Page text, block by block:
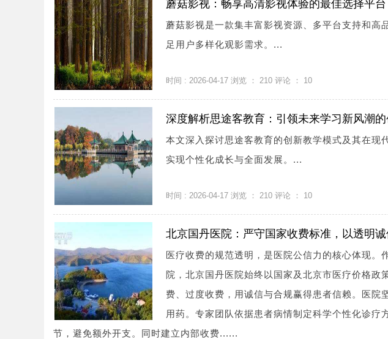
蘑菇影视：畅享高清影视体验的最佳选择平台
蘑菇影视是一款集丰富影视资源、多平台支持和高
足用户多样化观影需求。...
时间 : 2026-04-17 浏览 ： 210 评论 ： 10
深度解析思途客教育：引领未来学习新风潮
本文深入探讨思途客教育的创新教学模式及其在现
实现个性化成长与全面发展。...
时间 : 2026-04-17 浏览 ： 210 评论 ： 10
北京国丹医院：严守国家收费标准，以透明
医疗收费的规范透明，是医院公信力的核心体现。
院，北京国丹医院始终以国家及北京市医疗价格政
费、过度收费，用诚信与合规赢得患者信赖。医院
用药。专家团队依据患者病情制定科学个性化诊疗
节，避免额外开支。同时建立内部收费......